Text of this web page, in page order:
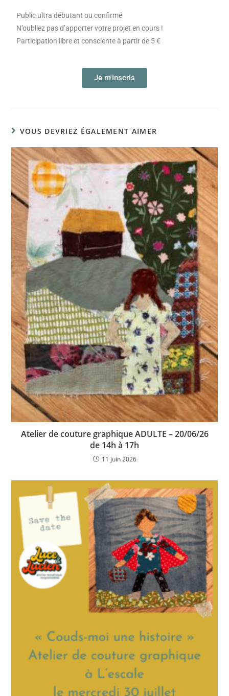
Public ultra débutant ou confirmé
N’oubliez pas d’apporter votre projet en cours !
Participation libre et consciente à partir de 5 €
Je m'inscris
VOUS DEVRIEZ ÉGALEMENT AIMER
Atelier de couture graphique ADULTE – 20/06/26
de 14h à 17h
11 juin 2026